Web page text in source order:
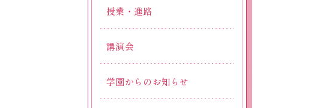
授業・進路
講演会
学園からのお知らせ